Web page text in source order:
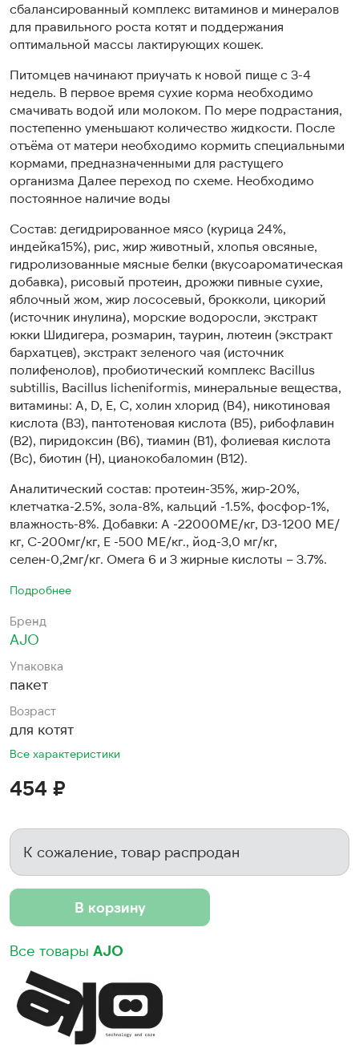
сбалансированный комплекс витаминов и минералов
для правильного роста котят и поддержания
оптимальной массы лактирующих кошек.
Питомцев начинают приучать к новой пище с 3-4
недель. В первое время сухие корма необходимо
смачивать водой или молоком. По мере подрастания,
постепенно уменьшают количество жидкости. После
отъёма от матери необходимо кормить специальными
кормами, предназначенными для растущего
организма Далее переход по схеме. Необходимо
постоянное наличие воды
Состав: дегидрированное мясо (курица 24%,
индейка15%), рис, жир животный, хлопья овсяные,
гидролизованные мясные белки (вкусоароматическая
добавка), рисовый протеин, дрожжи пивные сухие,
яблочный жом, жир лососевый, брокколи, цикорий
(источник инулина), морские водоросли, экстракт
юкки Шидигера, розмарин, таурин, лютеин (экстракт
бархатцев), экстракт зеленого чая (источник
полифенолов), пробиотический комплекс Bacillus
subtillis, Bacillus licheniformis, минеральные вещества,
витамины: А, D, Е, С, холин хлорид (В4), никотиновая
кислота (В3), пантотеновая кислота (В5), рибофлавин
(В2), пиридоксин (В6), тиамин (В1), фолиевая кислота
(Вc), биотин (Н), цианокобаломин (В12).
Аналитический состав: протеин-35%, жир-20%,
клетчатка-2.5%, зола-8%, кальций -1.5%, фосфор-1%,
влажность-8%. Добавки: А -22000МЕ/кг, D3-1200 МЕ/
кг, С-200мг/кг, Е -500 МЕ/кг., йод-3,0 мг/кг,
селен-0,2мг/кг. Омега 6 и 3 жирные кислоты – 3.7%.
Подробнее
Бренд
AJO
Упаковка
пакет
Возраст
для котят
Все характеристики
454 ₽
К сожаление, товар распродан
В корзину
Все товары AJO